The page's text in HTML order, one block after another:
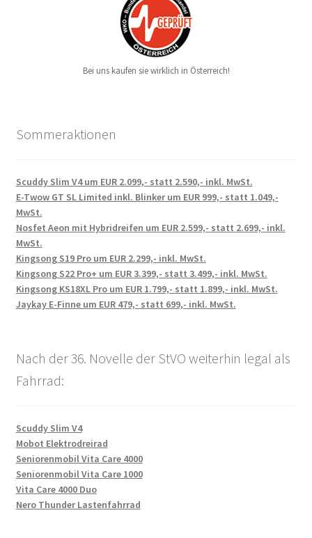
Bei uns kaufen sie wirklich in Österreich!
Sommeraktionen
Scuddy Slim V4 um EUR 2.099,- statt 2.590,- inkl. MwSt.
E-Twow GT SL Limited inkl. Blinker um EUR 999,- statt 1.049,-
MwSt.
Nosfet Aeon mit Hybridreifen um EUR 2.599,- statt 2.699,- inkl.
MwSt.
Kingsong S19 Pro um EUR 2.299,- inkl. MwSt.
Kingsong S22 Pro+ um EUR 3.399,- statt 3.499,- inkl. MwSt.
Kingsong KS18XL Pro um EUR 1.799,- statt 1.899,- inkl. MwSt.
Jaykay E-Finne um EUR 479,- statt 699,- inkl. MwSt.
Nach der 36. Novelle der StVO weiterhin legal als
Fahrrad:
Scuddy Slim V4
Mobot Elektrodreirad
Seniorenmobil Vita Care 4000
Seniorenmobil Vita Care 1000
Vita Care 4000 Duo
Nero Thunder Lastenfahrrad